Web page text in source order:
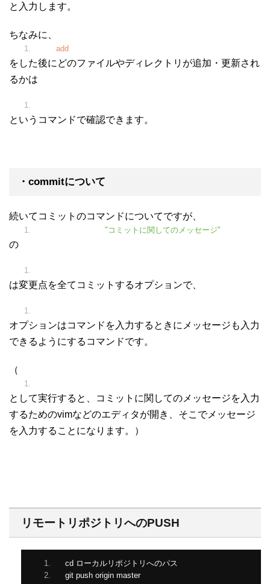
と入力します。
ちなみに、
add
をした後にどのファイルやディレクトリが追加・更新され
るかは
というコマンドで確認できます。
・commitについて
続いてコミットのコマンドについてですが、
"コミットに関してのメッセージ"
の
は変更点を全てコミットするオプションで、
オプションはコマンドを入力するときにメッセージも入力
できるようにするコマンドです。
（
として実行すると、コミットに関してのメッセージを入力
するためのvimなどのエディタが開き、そこでメッセージ
を入力することになります。）
リモートリポジトリへのPUSH
cd ローカルリポジトリへのパス
git push origin master